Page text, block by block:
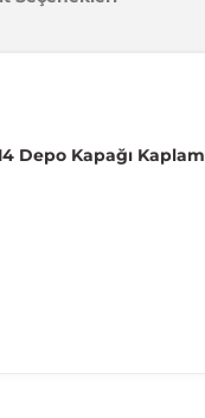
Depo Kapağı